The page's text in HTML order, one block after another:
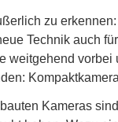
zu
Technik auch
weitgehend
Kameras